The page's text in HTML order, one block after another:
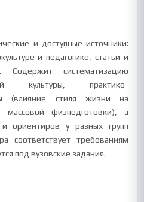
и доступные источники:
и педагогике, статьи и
Содержит систематизацию
культуры, практико-
(влияние стиля жизни на
массовой физподготовки), а
ориентиров у разных групп
соответствует требованиям
под вузовские задания.